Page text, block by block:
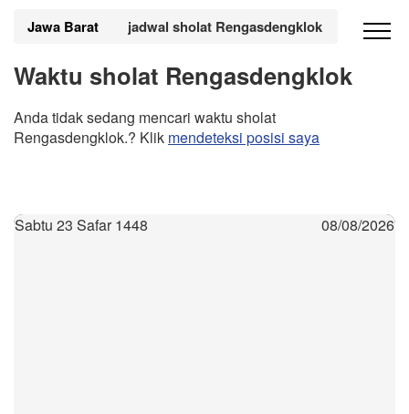
Jawa Barat jadwal sholat Rengasdengklok
Waktu sholat Rengasdengklok
Anda tidak sedang mencari waktu sholat
Rengasdengklok.? Klik mendeteksi posisi saya
Sabtu 23 Safar 1448 08/08/2026